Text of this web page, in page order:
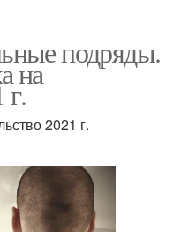
подряды.
на
г.
2021 г.